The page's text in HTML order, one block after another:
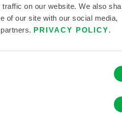
on our website. We also
of our site with our social media,
PRIVACY POLICY